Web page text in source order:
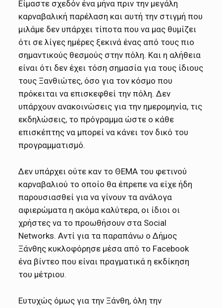
Είμαστε σχεδόν ένα μήνα πριν την μεγάλη
καρναβαλική παρέλαση και αυτή την στιγμή που
μιλάμε δεν υπάρχει τίποτα που να μας θυμίζει
ότι σε λίγες ημέρες ξεκινά ένας από τους πιο
σημαντικούς θεσμούς στην πόλη. Και η αλήθεια
είναι ότι δεν έχει τόση σημασία για τους ίδιους
τους Ξανθιώτες, όσο για τον κόσμο που
πρόκειται να επισκεφθεί την πόλη. Δεν
υπάρχουν ανακοινώσεις για την ημερομηνία, τις
εκδηλώσεις, το πρόγραμμα ώστε ο κάθε
επισκέπτης να μπορεί να κάνει τον δικό του
προγραμματισμό.
Δεν υπάρχει ούτε καν το ΘΕΜΑ του φετινού
καρναβαλιού το οποίο θα έπρεπε να είχε ήδη
παρουσιασθεί για να γίνουν τα ανάλογα
αφιερώματα η ακόμα καλύτερα, οι ίδιοι οι
χρήστες να το προωθήσουν στα Social
Networks. Αντί για τα παραπάνω ο Δήμος
Ξάνθης κυκλοφόρησε μέσα από το Facebook
ένα βίντεο που είναι πραγματικά η εκδίκηση
του μέτριου.
Ευτυχώς όμως για την Ξάνθη, όλη την